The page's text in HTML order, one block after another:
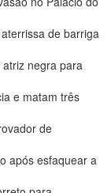
de barriga
negra para
e matam três
de
após esfaquear a